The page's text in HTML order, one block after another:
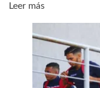
Leer másLeer
sobre
Francisco
Paillot:
«Coincidimos